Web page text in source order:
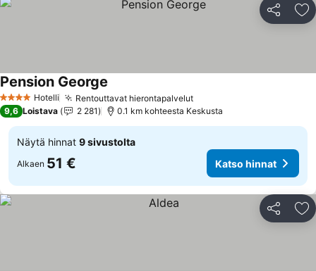
Jaa
4 Tähtiluokitus
Hotelli Rentouttavat hierontapalvelut
Pension George
9,6 Loistava 2 281 0.1 km kohteesta Keskusta
Näytä hinnat 9 sivustolta
Alkaen 51 € Katso hinnat
Jaa